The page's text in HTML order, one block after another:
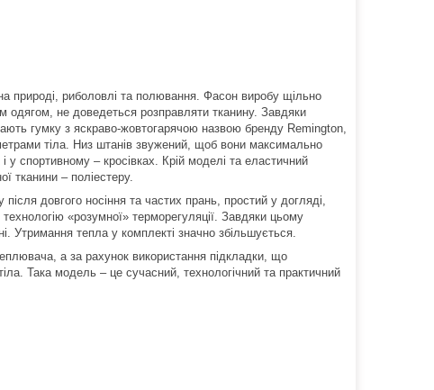
природі, риболовлі та полювання. Фасон виробу щільно
одягом, не доведеться розправляти тканину. Завдяки
гумку з яскраво-жовтогарячою назвою бренду Remington,
тіла. Низ штанів звужений, щоб вони максимально
спортивному – кросівках. Крій моделі та еластичний
тканини – поліестеру.
довгого носіння та частих прань, простий у догляді,
«розумної» терморегуляції. Завдяки цьому
Утримання тепла у комплекті значно збільшується.
а за рахунок використання підкладки, що
Така модель – це сучасний, технологічний та практичний